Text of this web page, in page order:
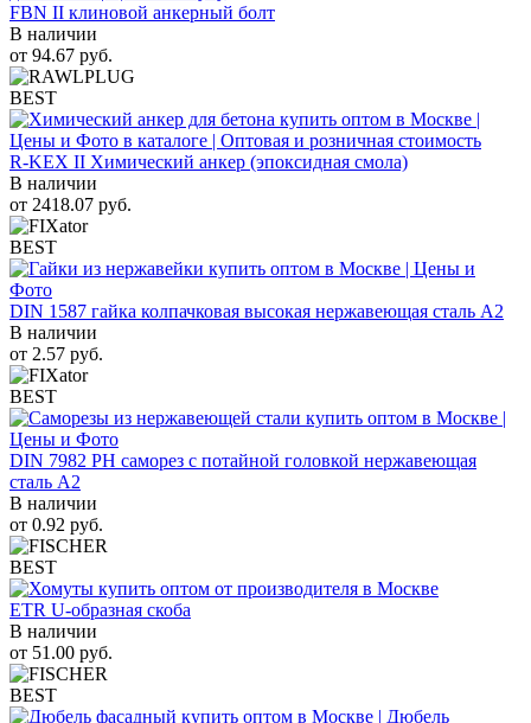
FBN II клиновой анкерный болт
В наличии
от 94.67 руб.
BEST
R-KEX II Химический анкер (эпоксидная смола)
В наличии
от 2418.07 руб.
BEST
DIN 1587 гайка колпачковая высокая нержавеющая сталь А2
В наличии
от 2.57 руб.
BEST
DIN 7982 PH саморез с потайной головкой нержавеющая
сталь A2
В наличии
от 0.92 руб.
BEST
ETR U-образная скоба
В наличии
от 51.00 руб.
BEST